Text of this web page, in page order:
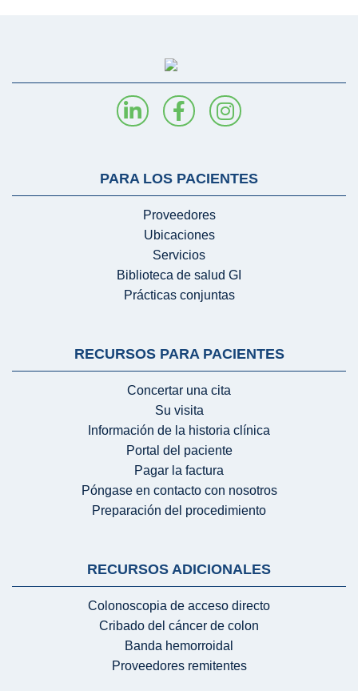
PARA LOS PACIENTES
Proveedores
Ubicaciones
Servicios
Biblioteca de salud GI
Prácticas conjuntas
RECURSOS PARA PACIENTES
Concertar una cita
Su visita
Información de la historia clínica
Portal del paciente
Pagar la factura
Póngase en contacto con nosotros
Preparación del procedimiento
RECURSOS ADICIONALES
Colonoscopia de acceso directo
Cribado del cáncer de colon
Banda hemorroidal
Proveedores remitentes